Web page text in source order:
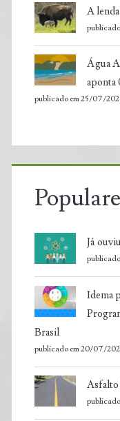
A
Água
aponta
publicado em 25/07/
Já
Idema
Brasil
publicado em 20/07/